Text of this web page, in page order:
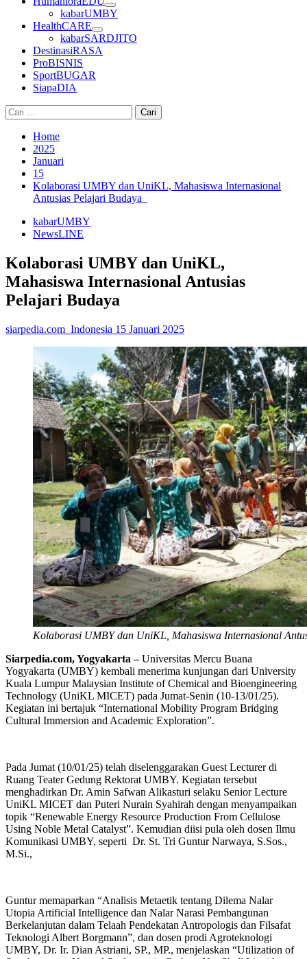
kabarUMBY
HealthCARE
kabarSARDJITO
DestinasiRASA
ProBISNIS
SportBUGAR
SiapaDIA
Cari
untuk:
Home
2025
Januari
15
Kolaborasi UMBY dan UniKL, Mahasiswa Internasional
Antusias Pelajari Budaya
kabarUMBY
NewsLINE
Kolaborasi UMBY dan UniKL,
Mahasiswa Internasional Antusias
Pelajari Budaya
siarpedia.com_Indonesia 15 Januari 2025
Kolaborasi UMBY dan UniKL, Mahasiswa Internasional
Siarpedia.com, Yogyakarta –Universitas Mercu Buana
Yogyakarta (UMBY) kembali menerima kunjungan dari University
Kuala Lumpur Malaysian Institute of Chemical and Bioengineering
Technology (UniKL MICET) pada Jumat-Senin (10-13/01/25).
Kegiatan ini bertajuk “International Mobility Program Bridging
Cultural Immersion and Academic Exploration”.
Pada Jumat (10/01/25) telah diselenggarakan Guest Lecturer di
Ruang Teater Gedung Rektorat UMBY. Kegiatan tersebut
menghadirkan Dr. Amin Safwan Alikasturi selaku Senior Lecture
UniKL MICET dan Puteri Nurain Syahirah dengan menyampaikan
topik “Renewable Energy Resource Production From Cellulose
Using Noble Metal Catalyst”. Kemudian diisi pula oleh dosen Ilmu
Komunikasi UMBY, seperti Dr. St. Tri Guntur Narwaya, S.Sos.,
M.Si.,
Guntur memaparkan “Analisis Metaetik tentang Dilema Nalar
Utopia Artificial Intelligence dan Nalar Narasi Pembangunan
Berkelanjutan dalam Telaah Pendekatan Antropologis dan Filsafat
Teknologi Albert Borgmann”, dan dosen prodi Agroteknologi
UMBY, Dr. Ir. Dian Astriani, SP., MP., menjelaskan “Utilization of